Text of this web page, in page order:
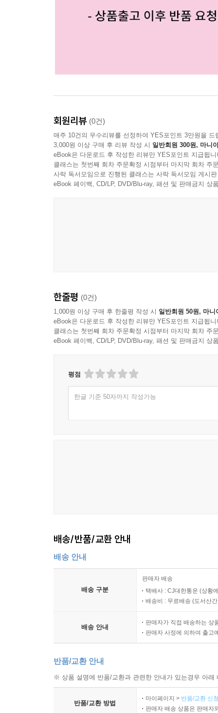
회원리뷰 (0건)
매주 10건의 우수리뷰를 선정하여 YES포인트 3만원을 드
3,000원 이상 구매 후 리뷰 작성 시 일반회원 300원, 마니
eBook은 다운로드 후 작성한 리뷰만 YES포인트 지급됩니
클래스는 첫번째 회차 주문확정 시점부터 마지막 회차 주
사락 독서모임으로 진행된 클래스는 사락 독서모임 게시
eBook 페이백, CD/LP, DVD/Blu-ray, 패션 및 판매금지 상
한줄평 (0건)
1,000원 이상 구매 후 한줄평 작성 시 일반회원 50원, 마니
eBook은 다운로드 후 작성한 리뷰만 YES포인트 지급됩니
클래스는 첫번째 회차 주문확정 시점부터 마지막 회차 주
eBook 페이백, CD/LP, DVD/Blu-ray, 패션 및 판매금지 상
평점
한글 기준 50자까지 작성가능
배송/반품/교환 안내
배송 안내
배송 구분
판매자 배송
택배사 : CJ대한통운 (상황
배송비 : 무료배송 (도서산
배송 안내
판매자가 직접 배송하는 상
판매자 사정에 의하여 출고
반품/교환 안내
※ 상품 설명에 반품/교환과 관련한 안내가 있는경우 아
반품/교환 방법
마이페이지 > 반품/교환 신
판매자 배송 상품은 판매자